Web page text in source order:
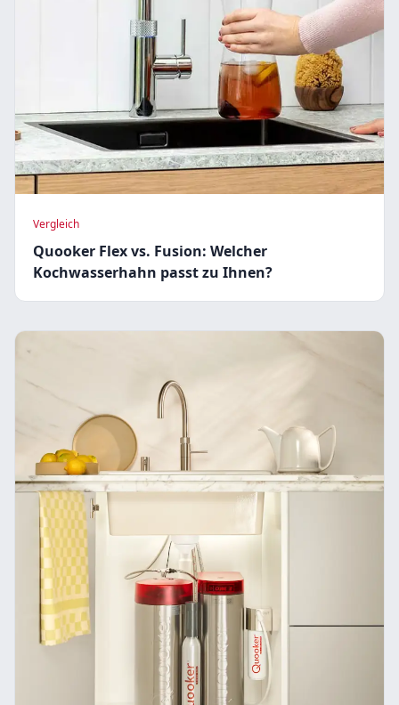
Vergleich
Quooker Flex vs. Fusion: Welcher
Kochwasserhahn passt zu Ihnen?